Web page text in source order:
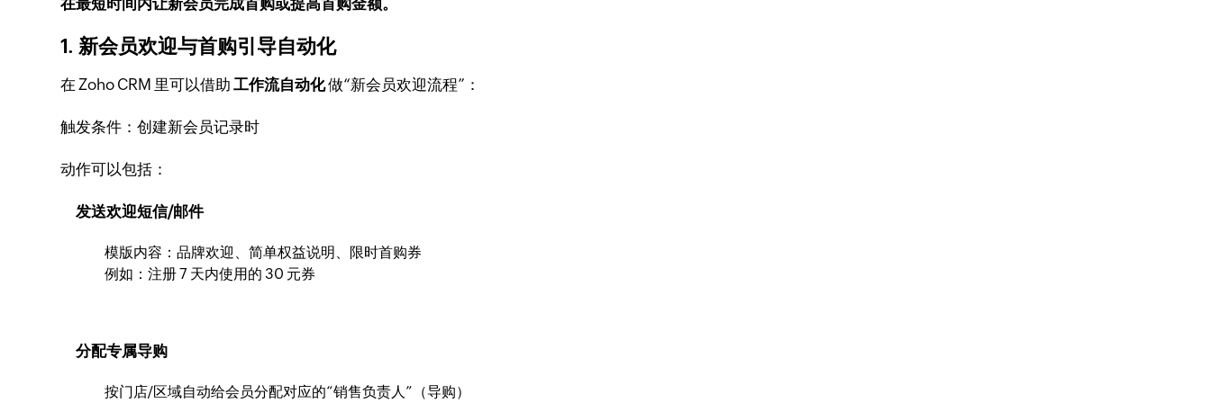
在最短时间内让新会员完成首购或提高首购金额。
1. 新会员欢迎与首购引导自动化
在 Zoho CRM 里可以借助工作流自动化做“新会员欢迎流程”：
触发条件：创建新会员记录时
动作可以包括：
发送欢迎短信/邮件
模版内容：品牌欢迎、简单权益说明、限时首购券
例如：注册 7 天内使用的 30 元券
分配专属导购
按门店/区域自动给会员分配对应的“销售负责人”（导购）